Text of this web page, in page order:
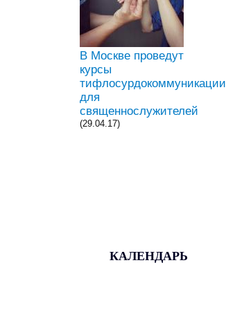
В Москве проведут
курсы
тифлосурдокоммуникации
для
священнослужителей
(29.04.17)
КАЛЕНДАРЬ